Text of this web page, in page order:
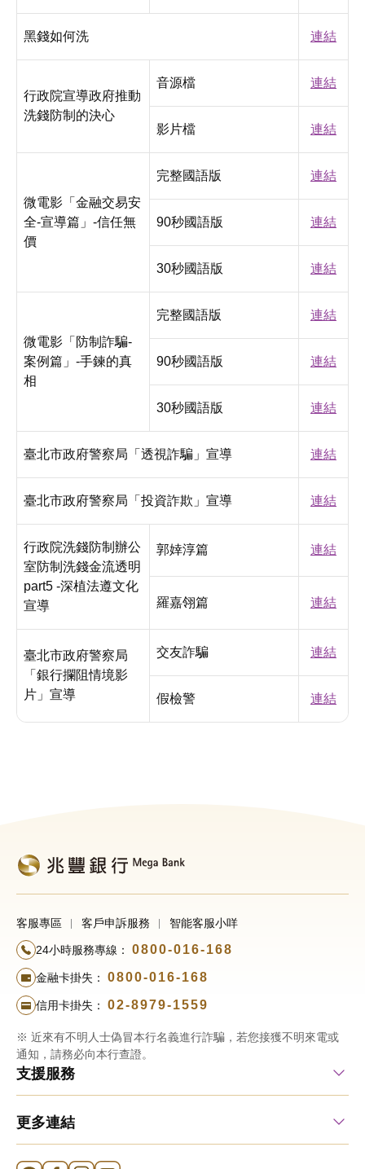
黑錢如何洗 連結
行政院宣導政府推動
洗錢防制的決心
音源檔 連結
影片檔 連結
微電影「金融交易安
全-宣導篇」-信任無
價
完整國語版 連結
90秒國語版 連結
30秒國語版 連結
微電影「防制詐騙-
案例篇」-手鍊的真
相
完整國語版 連結
90秒國語版 連結
30秒國語版 連結
臺北市政府警察局「透視詐騙」宣導 連結
臺北市政府警察局「投資詐欺」宣導 連結
行政院洗錢防制辦公
室防制洗錢金流透明
part5 -深植法遵文化
宣導
郭婞淳篇 連結
羅嘉翎篇 連結
臺北市政府警察局
「銀行攔阻情境影
片」宣導
交友詐騙 連結
假檢警 連結
客服專區 客戶申訴服務 智能客服小咩
24小時服務專線： 0800-016-168
金融卡掛失： 0800-016-168
信用卡掛失： 02-8979-1559
※ 近來有不明人士偽冒本行名義進行詐騙，若您接獲不明來電或
通知，請務必向本行查證。
支援服務
更多連結